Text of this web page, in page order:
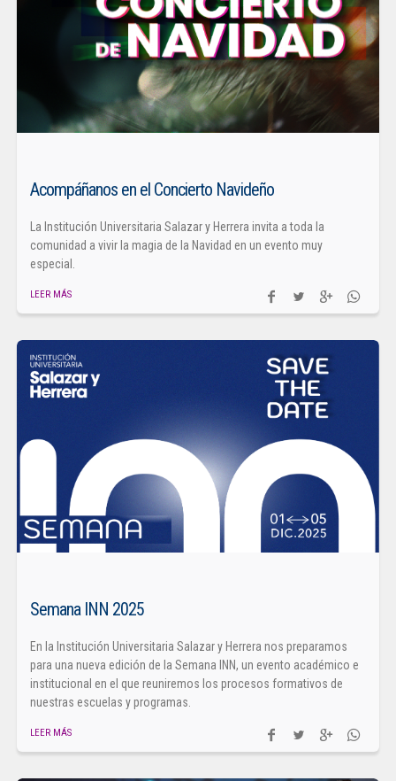
Acompáñanos en el Concierto Navideño
La Institución Universitaria Salazar y Herrera invita a toda la
comunidad a vivir la magia de la Navidad en un evento muy
especial.
LEER MÁS
Semana INN 2025
En la Institución Universitaria Salazar y Herrera nos preparamos
para una nueva edición de la Semana INN, un evento académico e
institucional en el que reuniremos los procesos formativos de
nuestras escuelas y programas.
LEER MÁS